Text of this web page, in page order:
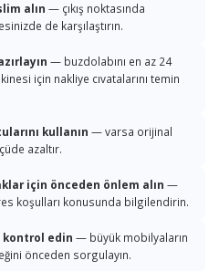
alın — çıkış noktasında
de karşılaştırın.
— buzdolabını en az 24
için nakliye cıvatalarını temin
kullanın — varsa orijinal
azaltır.
için önceden önlem alın —
koşulları konusunda bilgilendirin.
kontrol edin — büyük mobilyaların
önceden sorgulayın.